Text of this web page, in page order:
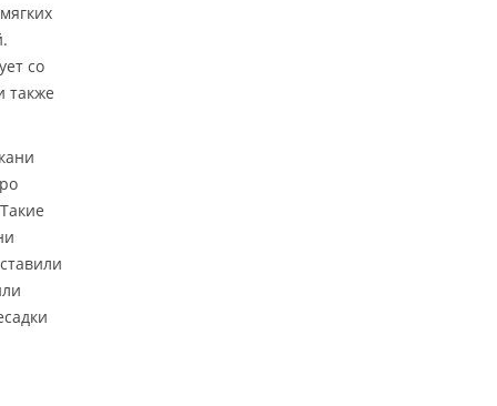
со
также